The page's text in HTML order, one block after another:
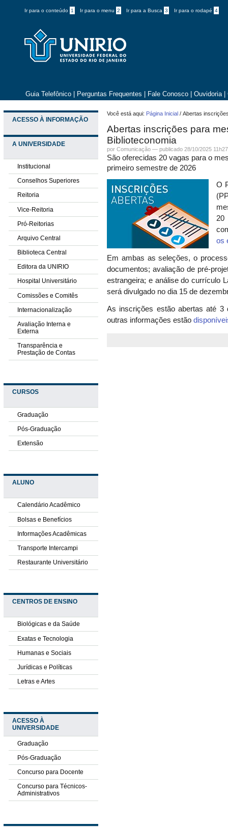
Ir para o conteúdo 1 Ir para o menu 2 Ir para a Busca 3 Ir para o rodapé 4
Guia Telefônico Perguntas Frequentes Fale Conosco Ouvidoria
ACESSO À INFORMAÇÃO
A UNIVERSIDADE
Institucional
Conselhos Superiores
Reitoria
Vice-Reitoria
Pró-Reitorias
Arquivo Central
Biblioteca Central
Editora da UNIRIO
Hospital Universitário
Comissões e Comitês
Internacionalização
Avaliação Interna e
Externa
Transparência e
Prestação de Contas
CURSOS
Graduação
Pós-Graduação
Extensão
ALUNO
Calendário Acadêmico
Bolsas e Benefícios
Informações Acadêmicas
Transporte Intercampi
Restaurante Universitário
CENTROS DE ENSINO
Biológicas e da Saúde
Exatas e Tecnologia
Humanas e Sociais
Jurídicas e Políticas
Letras e Artes
ACESSO À
UNIVERSIDADE
Graduação
Pós-Graduação
Concurso para Docente
Concurso para Técnicos-
Administrativos
Você está aqui: Página Inicial /Abertas
Abertas inscrições para
Biblioteconomia
porComunicação —publicado 28/10/2025
São oferecidas 20 vagas para o
primeiro semestre de 2026
O
20
os
Em ambas as seleções, o
documentos; avaliação de pré-
estrangeira; e análise do currículo
será divulgado no dia 15 de
As inscrições estão abertas até 3
outras informações estão